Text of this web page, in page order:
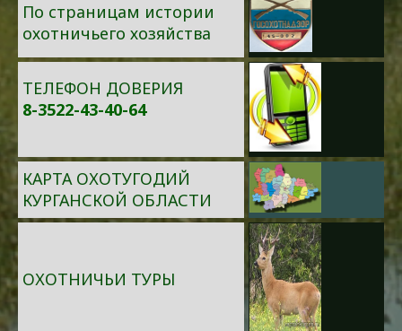
По страницам истории
охотничьего хозяйства
ТЕЛЕФОН ДОВЕРИЯ
8-3522-43-40-64
КАРТА ОХОТУГОДИЙ
КУРГАНСКОЙ ОБЛАСТИ
ОХОТНИЧЬИ ТУРЫ